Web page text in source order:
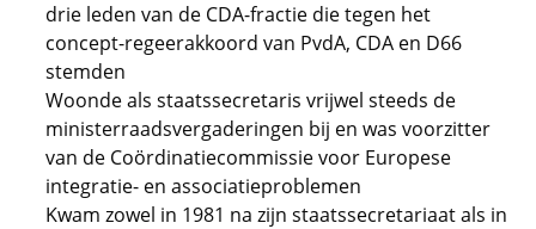
drie leden van de CDA-fractie die tegen het
concept-regeerakkoord van PvdA, CDA en D66
stemden
Woonde als staatssecretaris vrijwel steeds de
ministerraadsvergaderingen bij en was voorzitter
van de Coördinatiecommissie voor Europese
integratie- en associatieproblemen
Kwam zowel in 1981 na zijn staatssecretariaat als in